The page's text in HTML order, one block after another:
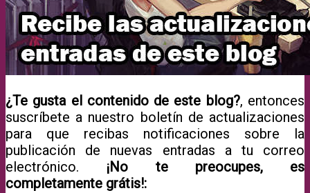
¿Te gusta el contenido de este blog?, entonces
suscríbete a nuestro boletín de actualizaciones
para que recibas notificaciones sobre la
publicación de nuevas entradas a tu correo
electrónico. ¡No te preocupes, es
completamente grátis!: